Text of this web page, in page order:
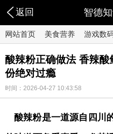
返回 智德
网站首页 美食营养 游戏数
酸辣粉正确做法 香辣
份绝对过瘾
时间：2026-04-27 10:43:58
酸辣粉是一道源自四川